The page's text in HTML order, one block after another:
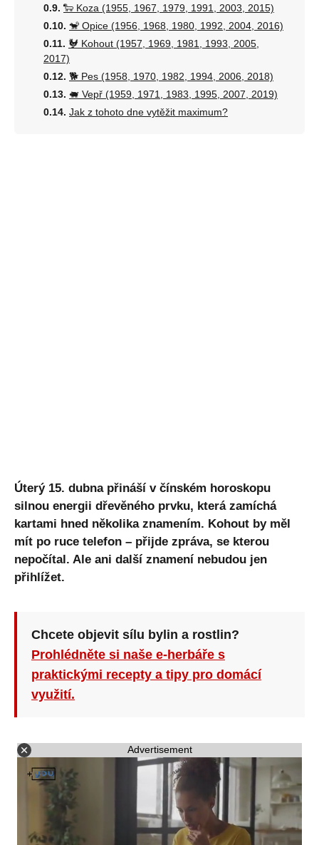
🐑 Koza (1955, 1967, 1979, 1991, 2003, 2015)
🐒 Opice (1956, 1968, 1980, 1992, 2004, 2016)
🐓 Kohout (1957, 1969, 1981, 1993, 2005,
2017)
🐕 Pes (1958, 1970, 1982, 1994, 2006, 2018)
🐖 Vepř (1959, 1971, 1983, 1995, 2007, 2019)
Jak z tohoto dne vytěžit maximum?
Úterý 15. dubna přináší v čínském horoskopu
silnou energii dřevěného prvku, která zamíchá
kartami hned několika znamením. Kohout by měl
mít po ruce telefon – přijde zpráva, se kterou
nepočítal. Ale ani další znamení nebudou jen
přihlížet.
Chcete objevit sílu bylin a rostlin?
Prohlédněte si naše e-herbáře s
praktickými recepty a tipy pro domácí
využití.
Advertisement